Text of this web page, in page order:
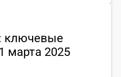
ключевые
марта 2025